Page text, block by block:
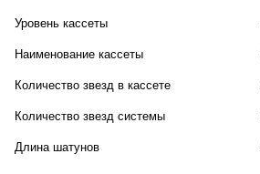
Уровень кассеты
Наименование кассеты
Количество звезд в кассете
Количество звезд системы
Длина шатунов